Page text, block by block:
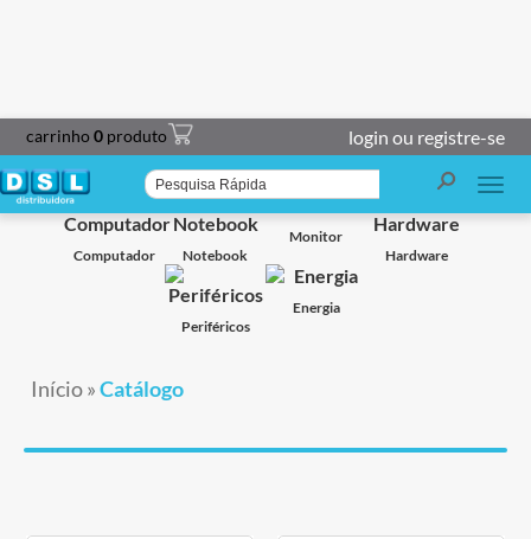
carrinho0 produto login ou registre-se
Caixa de Som
Computador Notebook
Monitor
Hardware
Periféricos
Energia
Início»Catálogo